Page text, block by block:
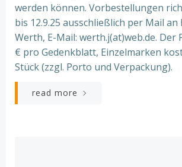
werden können. Vorbestellungen
bis 12.9.25 ausschließlich per Mail an
Werth, E-Mail: werth.j(at)web.de. Der
€ pro Gedenkblatt, Einzelmarken
Stück (zzgl. Porto und Verpackung).
read more